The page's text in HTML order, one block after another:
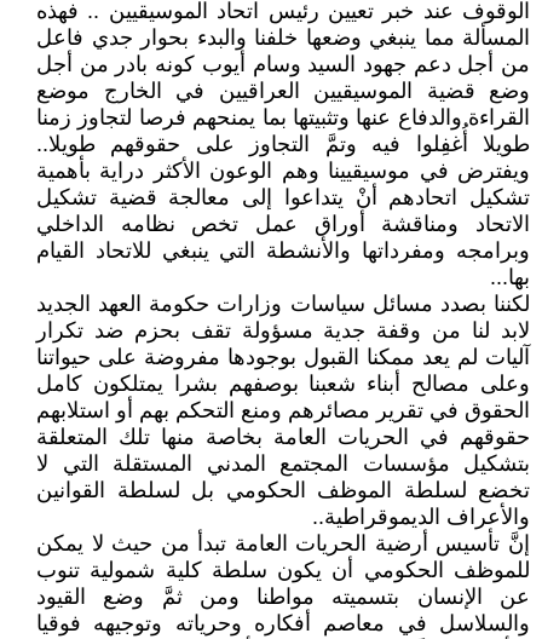
الوقوف عند خبر تعيين رئيس اتحاد الموسيقيين .. فهذه
المسألة مما ينبغي وضعها خلفنا والبدء بحوار جدي فاعل
من أجل دعم جهود السيد وسام أيوب كونه بادر من أجل
وضع قضية الموسيقيين العراقيين في الخارج موضع
القراءة والدفاع عنها وتثبيتها بما يمنحهم فرصا لتجاوز زمنا
طويلا أُغفِلوا فيه وتمَّ التجاوز على حقوقهم طويلا..
ويفترض في موسيقيينا وهم الوعون الأكثر دراية بأهمية
تشكيل اتحادهم أنْ يتداعوا إلى معالجة قضية تشكيل
الاتحاد ومناقشة أوراق عمل تخص نظامه الداخلي
وبرامجه ومفرداتها والأنشطة التي ينبغي للاتحاد القيام
بها...
لكننا بصدد مسائل سياسات وزارات حكومة العهد الجديد
لابد لنا من وقفة جدية مسؤولة تقف بحزم ضد تكرار
آليات لم يعد ممكنا القبول بوجودها مفروضة على حيواتنا
وعلى مصالح أبناء شعبنا بوصفهم بشرا يمتلكون كامل
الحقوق في تقرير مصائرهم ومنع التحكم بهم أو استلابهم
حقوقهم في الحريات العامة بخاصة منها تلك المتعلقة
بتشكيل مؤسسات المجتمع المدني المستقلة التي لا
تخضع لسلطة الموظف الحكومي بل لسلطة القوانين
والأعراف الديموقراطية..
إنَّ تأسيس أرضية الحريات العامة تبدأ من حيث لا يمكن
للموظف الحكومي أن يكون سلطة كلية شمولية تنوب
عن الإنسان بتسميته مواطنا ومن ثمَّ وضع القيود
والسلاسل في معاصم أفكاره وحرياته وتوجيهه فوقيا